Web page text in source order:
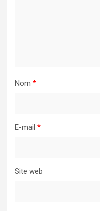
Nom *
E-mail *
Site web